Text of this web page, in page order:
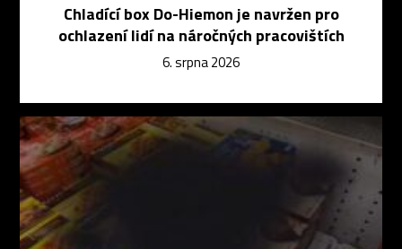
Chladící box Do-Hiemon je navržen pro
ochlazení lidí na náročných pracovištích
6. srpna 2026